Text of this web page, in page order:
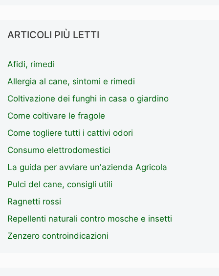
ARTICOLI PIÙ LETTI
Afidi, rimedi
Allergia al cane, sintomi e rimedi
Coltivazione dei funghi in casa o giardino
Come coltivare le fragole
Come togliere tutti i cattivi odori
Consumo elettrodomestici
La guida per avviare un'azienda Agricola
Pulci del cane, consigli utili
Ragnetti rossi
Repellenti naturali contro mosche e insetti
Zenzero controindicazioni